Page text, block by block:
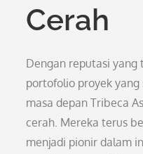
Cerah
Dengan reputasi yang
portofolio proyek yang
masa depan Tribeca
cerah. Mereka terus
menjadi pionir dalam